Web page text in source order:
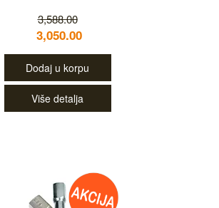
3,588.00
3,050.00
Dodaj u korpu
Više detalja